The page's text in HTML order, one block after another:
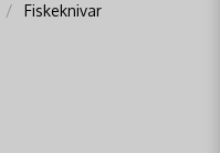
Fiskeknivar